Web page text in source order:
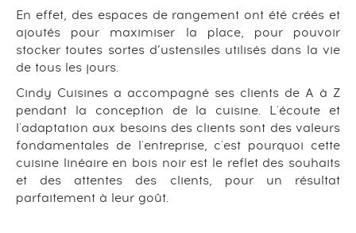
En effet, des espaces de rangement ont été créés et
ajoutés pour maximiser la place, pour pouvoir
stocker toutes sortes d’ustensiles utilisés dans la vie
de tous les jours.
Cindy Cuisines a accompagné ses clients de A à Z
pendant la conception de la cuisine. L'écoute et
l'adaptation aux besoins des clients sont des valeurs
fondamentales de l'entreprise, c'est pourquoi cette
cuisine linéaire en bois noir est le reflet des souhaits
et des attentes des clients, pour un résultat
parfaitement à leur goût.